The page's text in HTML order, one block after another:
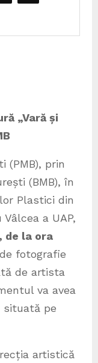
„Vară și
(PMB), prin
(BMB), în
Plastici din
a UAP,
de la ora
fotografie
de artista
va avea
situată pe
artistică